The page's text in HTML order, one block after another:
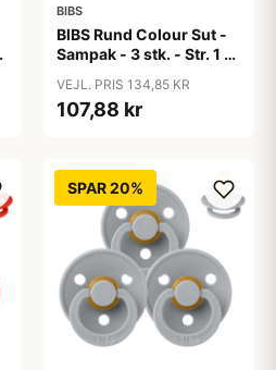
BIBS
BIBS Rund Colour Sut -
Sampak - 3 stk. - Str. 1 -
VEJL. PRIS 134,85 KR
107,88 kr
SPAR 20%